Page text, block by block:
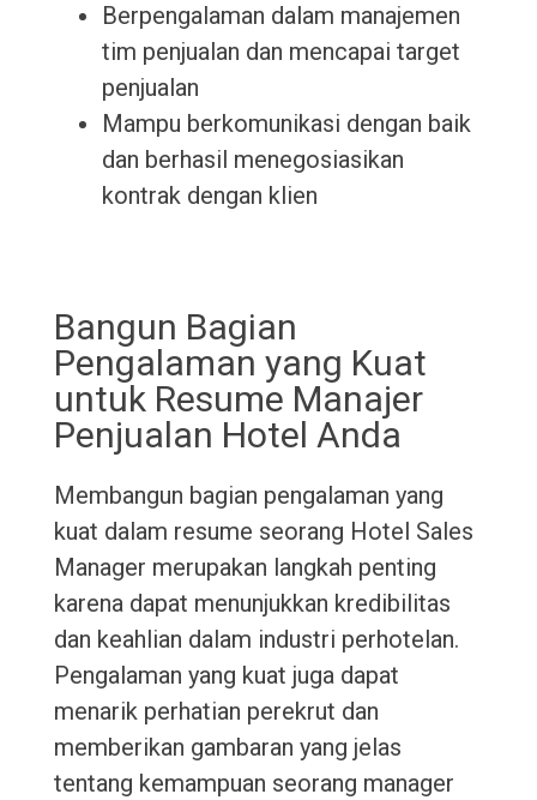
Berpengalaman dalam manajemen
tim penjualan dan mencapai target
penjualan
Mampu berkomunikasi dengan baik
dan berhasil menegosiasikan
kontrak dengan klien
Bangun Bagian
Pengalaman yang Kuat
untuk Resume Manajer
Penjualan Hotel Anda
Membangun bagian pengalaman yang
kuat dalam resume seorang Hotel Sales
Manager merupakan langkah penting
karena dapat menunjukkan kredibilitas
dan keahlian dalam industri perhotelan.
Pengalaman yang kuat juga dapat
menarik perhatian perekrut dan
memberikan gambaran yang jelas
tentang kemampuan seorang manager